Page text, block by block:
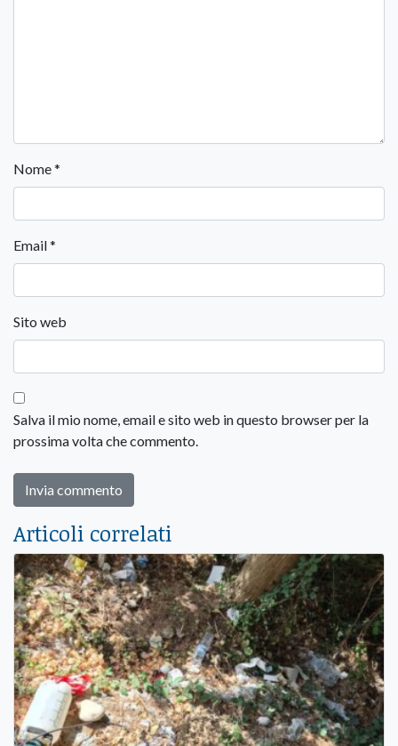
Nome*
Email*
Sito web
Salva il mio nome, email e sito web in questo browser per la
prossima volta che commento.
Articoli correlati